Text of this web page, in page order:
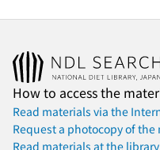
How to access the
Read materials via the
Request a photocopy of the
Read materials at the library